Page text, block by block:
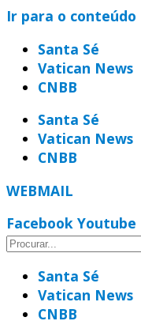
Ir para o conteúdo
Santa Sé
Vatican News
CNBB
Santa Sé
Vatican News
CNBB
WEBMAIL
Facebook Youtube
Santa Sé
Vatican News
CNBB